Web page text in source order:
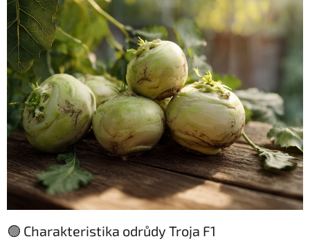
🟢 Charakteristika odrůdy Troja F1